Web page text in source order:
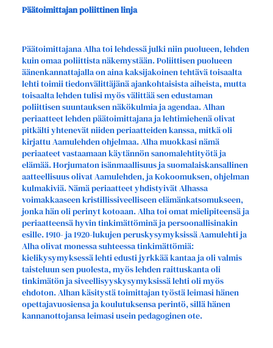
Päätoimittajan poliittinen linja
Päätoimittajana Alha toi lehdessä julki niin puolueen, lehden
kuin omaa poliittista näkemystään. Poliittisen puolueen
äänenkannattajalla on aina kaksijakoinen tehtävä toisaalta
lehti toimii tiedonvälittäjänä ajankohtaisista aiheista, mutta
toisaalta lehden tulisi myös välittää sen edustaman
poliittisen suuntauksen näkökulmia ja agendaa. Alhan
periaatteet lehden päätoimittajana ja lehtimiehenä olivat
pitkälti yhtenevät niiden periaatteiden kanssa, mitkä oli
kirjattu Aamulehden ohjelmaa. Alha muokkasi nämä
periaateet vastaamaan käytännön sanomalehtityötä ja
elämää. Horjumaton isänmaallisuus ja suomalaiskansallinen
aatteellisuus olivat Aamulehden, ja Kokoomuksen, ohjelman
kulmakiviä. Nämä periaatteet yhdistyivät Alhassa
voimakkaaseen kristillissiveelliseen elämänkatsomukseen,
jonka hän oli perinyt kotoaan. Alha toi omat mielipiteensä ja
periaatteensä hyvin tinkimättöminä ja persoonallisinakin
esille. 1910- ja 1920-lukujen peruskysymyksissä Aamulehti ja
Alha olivat monessa suhteessa tinkimättömiä:
kielikysymyksessä lehti edusti jyrkkää kantaa ja oli valmis
taisteluun sen puolesta, myös lehden raittuskanta oli
tinkimätön ja siveellisyyskysymyksissä lehti oli myös
ehdoton. Alhan käsitystä toimittajan työstä leimasi hänen
opettajavuosiensa ja koulutuksensa perintö, sillä hänen
kannanottojansa leimasi usein pedagoginen ote.